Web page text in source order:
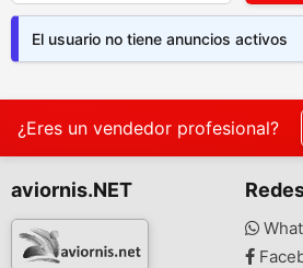
El usuario no tiene anuncios activos
¿Eres un vendedor profesional?
aviornis.NET